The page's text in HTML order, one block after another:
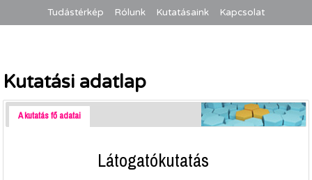
Tudástérkép Rólunk Kutatásaink Kapcsolat
Kutatási adatlap
A kutatás fő adatai
Látogatókutatás